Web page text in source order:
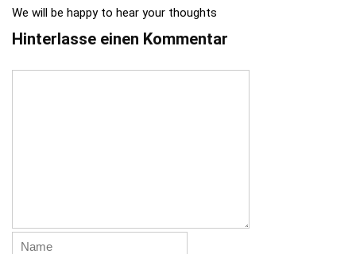
We will be happy to hear your thoughts
Hinterlasse einen Kommentar